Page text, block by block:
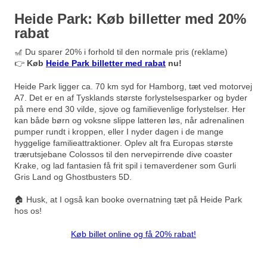
Heide Park: Køb billetter med 20%
rabat
🎢 Du sparer 20% i forhold til den normale pris (reklame)
👉 Køb Heide Park billetter med rabat nu!
Heide Park ligger ca. 70 km syd for Hamborg, tæt ved motorvej
A7. Det er en af Tysklands største forlystelsesparker og byder
på mere end 30 vilde, sjove og familievenlige forlystelser. Her
kan både børn og voksne slippe latteren løs, når adrenalinen
pumper rundt i kroppen, eller I nyder dagen i de mange
hyggelige familieattraktioner. Oplev alt fra Europas største
trærutsjebane Colossos til den nervepirrende dive coaster
Krake, og lad fantasien få frit spil i temaverdener som Gurli
Gris Land og Ghostbusters 5D.
🏠 Husk, at I også kan booke overnatning tæt på Heide Park
hos os!
Køb billet online og få 20% rabat!